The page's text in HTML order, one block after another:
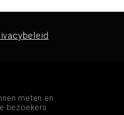
meten en
bezoekers